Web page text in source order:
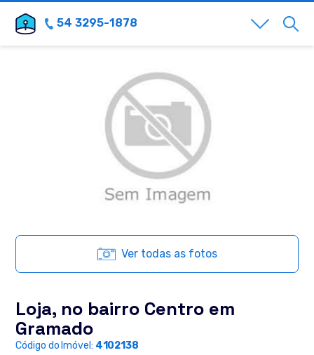
54 3295-1878
Ver todas as fotos
Loja, no bairro Centro em
Gramado
Código do Imóvel: 4102138